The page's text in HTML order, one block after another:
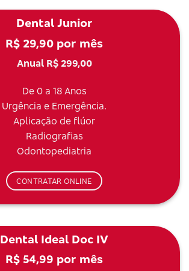
Dental Junior
R$ 29,90 por mês
Anual R$ 299,00
De 0 a 18 Anos
Urgência e Emergência.
Aplicação de flúor
Radiografias
Odontopediatria
CONTRATAR ONLINE
Dental Ideal Doc IV
R$ 54,99 por mês